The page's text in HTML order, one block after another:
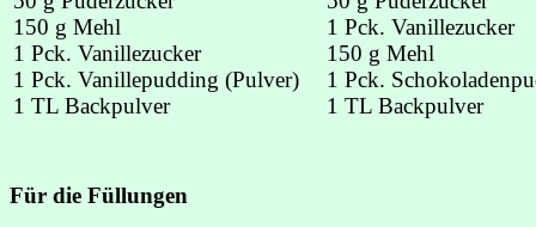
150 g Mehl
1 Pck. Vanillezucker
1 Pck. Vanillepudding (Pulver)
1 TL Backpulver
1 Pck. Vanillezucker
150 g Mehl
1 Pck.
1 TL Backpulver
Für die Füllungen